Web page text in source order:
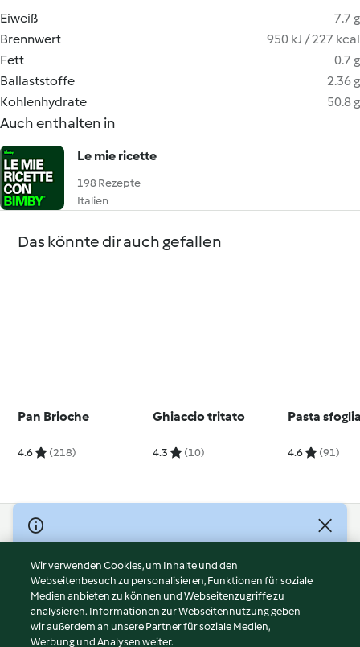
Eiweiß
7.7 g
Brennwert
950 kJ / 227 kcal
Fett
0.7 g
Ballaststoffe
2.36 g
Kohlenhydrate
50.8 g
Auch enthalten in
Le mie ricette
198 Rezepte
Italien
Das könnte dir auch gefallen
Pan Brioche
4.6 (218)
Ghiaccio tritato
4.3 (10)
Pasta
4.6 (91)
© Copyright 2026
Nutzungsbedingungen
Datenschutzrichtlinien
Disclaimer
Impressum
Wir verwenden Cookies, um Inhalte und den
Webseitenbesuch zu personalisieren, Funktionen für soziale
Medien anbieten zu können und Webseitenzugriffe zu
analysieren. Informationen zur Webseitennutzung geben
wir außerdem an unsere Partner für soziale Medien,
Werbung und Analysen weiter.